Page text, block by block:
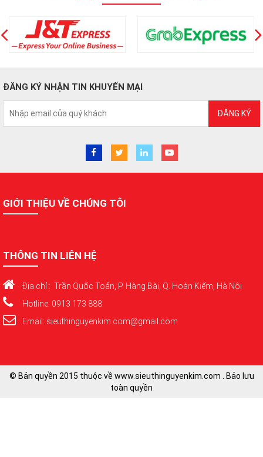
ĐĂNG KÝ NHẬN TIN KHUYẾN MẠI
ĐĂNG KÝ
GIỚI THIỆU VỀ CHÚNG TÔI
THÔNG TIN LIÊN HỆ
Địa chỉ : Trần Quốc Toản, P. Hàng Bài, Q. Hoàn Kiếm, Hà Nội
Hotline: 0913 173 888
Email: sieuthinguyenkim.com@gmail.com
© Bản quyền 2015 thuộc về www.sieuthinguyenkim.com . Bảo lưu
toàn quyền